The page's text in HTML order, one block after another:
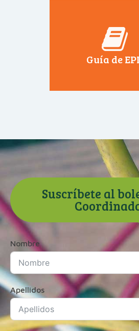
Guía de
Suscríbete al
Nombre
Apellidos